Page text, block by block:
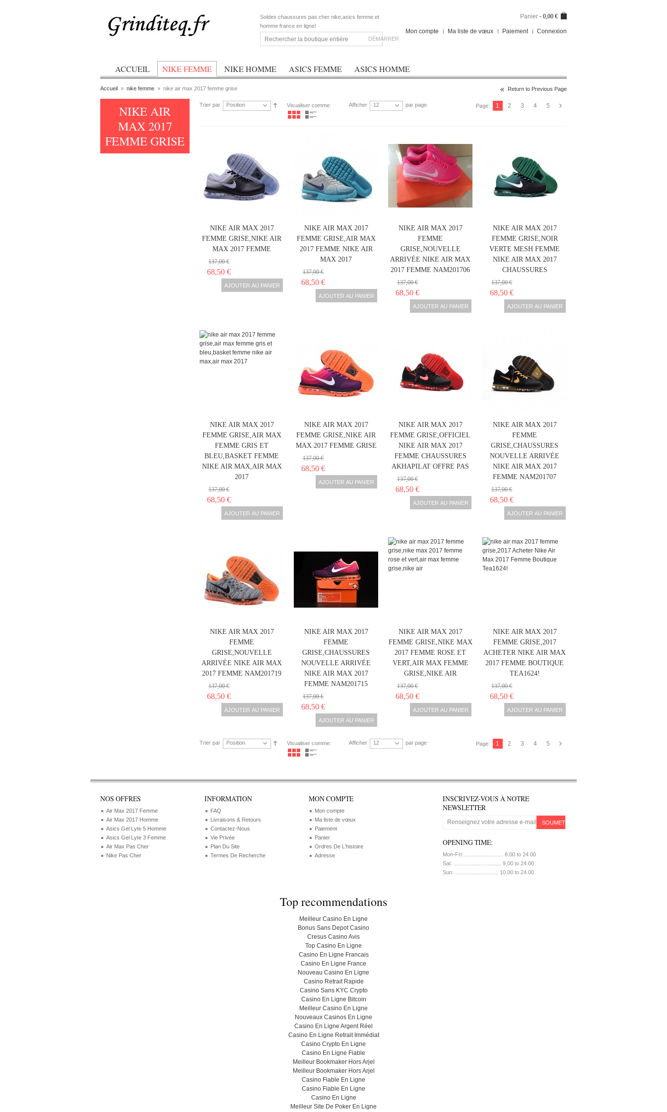
Soldes chaussures pas cher nike,asics femme et
homme france en ligne!
DÉMARRER
Panier - 0,00 €
Mon compte Ma liste de vœux Paiement Connexion
ACCUEIL NIKE FEMME NIKE HOMME ASICS FEMME ASICS HOMME
Accueil » nike femme » nike air max 2017 femme grise Return to Previous Page
Trier par Position Visualiser comme: Page: 1 2 3 4 5
Afficher 12 par page
NIKE AIR MAX 2017
FEMME GRISE,NIKE AIR
MAX 2017 FEMME
137,00 €
68,50 €
AJOUTER AU PANIER
NIKE AIR MAX 2017
FEMME GRISE,AIR MAX
2017 FEMME NIKE AIR
MAX 2017
137,00 €
68,50 €
AJOUTER AU PANIER
NIKE AIR MAX 2017
FEMME
GRISE,NOUVELLE
ARRIVÉE NIKE AIR MAX
2017 FEMME NAM201706
137,00 €
68,50 €
AJOUTER AU PANIER
NIKE AIR MAX 2017
FEMME GRISE,NOIR
VERTE MESH FEMME
NIKE AIR MAX 2017
CHAUSSURES
137,00 €
68,50 €
AJOUTER AU PANIER
NIKE AIR MAX 2017
FEMME GRISE,AIR MAX
FEMME GRIS ET
BLEU,BASKET FEMME
NIKE AIR MAX,AIR MAX
2017
137,00 €
68,50 €
AJOUTER AU PANIER
NIKE AIR MAX 2017
FEMME GRISE,NIKE AIR
MAX 2017 FEMME GRISE
137,00 €
68,50 €
AJOUTER AU PANIER
NIKE AIR MAX 2017
FEMME GRISE,OFFICIEL
NIKE AIR MAX 2017
FEMME CHAUSSURES
AKHAPILAT OFFRE PAS
137,00 €
68,50 €
AJOUTER AU PANIER
NIKE AIR MAX 2017
FEMME
GRISE,CHAUSSURES
NOUVELLE ARRIVÉE
NIKE AIR MAX 2017
FEMME NAM201707
137,00 €
68,50 €
AJOUTER AU PANIER
NIKE AIR MAX 2017
FEMME
GRISE,NOUVELLE
ARRIVÉE NIKE AIR MAX
2017 FEMME NAM201719
137,00 €
68,50 €
AJOUTER AU PANIER
NIKE AIR MAX 2017
FEMME
GRISE,CHAUSSURES
NOUVELLE ARRIVÉE
NIKE AIR MAX 2017
FEMME NAM201715
137,00 €
68,50 €
AJOUTER AU PANIER
NIKE AIR MAX 2017
FEMME GRISE,NIKE MAX
2017 FEMME ROSE ET
VERT,AIR MAX FEMME
GRISE,NIKE AIR
137,00 €
68,50 €
AJOUTER AU PANIER
NIKE AIR MAX 2017
FEMME GRISE,2017
ACHETER NIKE AIR MAX
2017 FEMME BOUTIQUE
TEA1624!
137,00 €
68,50 €
AJOUTER AU PANIER
Trier par Position Visualiser comme: Page: 1 2 3 4 5
Afficher 12 par page
NIKE AIR
MAX 2017
FEMME GRISE
INSCRIVEZ-VOUS À NOTRE
NEWSLETTER
SOUMETTRE
OPENING TIME:
Mon-Fri: .......................... 8.00 to 24.00
Sat: ................................ 9.00 to 24.00
Sun: ............................. 10.00 to 24.00
NOS OFFRES
Air Max 2017 Femme
Air Max 2017 Homme
Asics Gel Lyte 5 Homme
Asics Gel Lyte 3 Femme
Air Max Pas Cher
Nike Pas Cher
INFORMATION
FAQ
Livraisons & Retours
Contactez-Nous
Vie Privée
Plan Du Site
Termes De Recherche
MON COMPTE
Mon compte
Ma liste de vœux
Paiement
Panier
Ordres De L'histoire
Adresse
Top recommendations
Meilleur Casino En Ligne
Bonus Sans Depot Casino
Cresus Casino Avis
Top Casino En Ligne
Casino En Ligne Francais
Casino En Ligne France
Nouveau Casino En Ligne
Casino Retrait Rapide
Casino Sans KYC Crypto
Casino En Ligne Bitcoin
Meilleur Casino En Ligne
Nouveaux Casinos En Ligne
Casino En Ligne Argent Réel
Casino En Ligne Retrait Immédiat
Casino Crypto En Ligne
Casino En Ligne Fiable
Meilleur Bookmaker Hors Arjel
Meilleur Bookmaker Hors Arjel
Casino Fiable En Ligne
Casino Fiable En Ligne
Casino En Ligne
Meilleur Site De Poker En Ligne